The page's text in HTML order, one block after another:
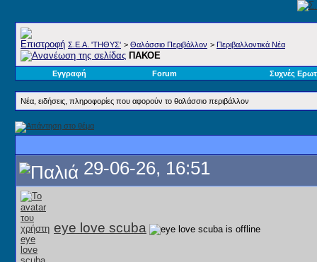
Σ.E.A. 'ΤΗΘΥΣ' > Θαλάσσιο Περιβάλλον > Περιβαλλοντικά Νέα
ΠΑΚΟΕ
Εγγραφή Forum Συχνές
Νέα, ειδήσεις, πληροφορίες που αφορούν το θαλάσσιο περιβάλλον
29-06-26, 16:51
eye love scuba